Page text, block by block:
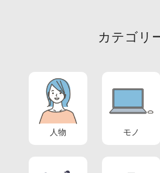
カテゴリ
人物 モノ